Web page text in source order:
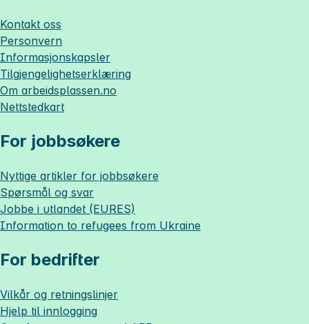
Kontakt oss
Personvern
Informasjonskapsler
Tilgjengelighetserklæring
Om arbeidsplassen.no
Nettstedkart
For jobbsøkere
Nyttige artikler for jobbsøkere
Spørsmål og svar
Jobbe i utlandet (EURES)
Information to refugees from Ukraine
For bedrifter
Vilkår og retningslinjer
Hjelp til innlogging